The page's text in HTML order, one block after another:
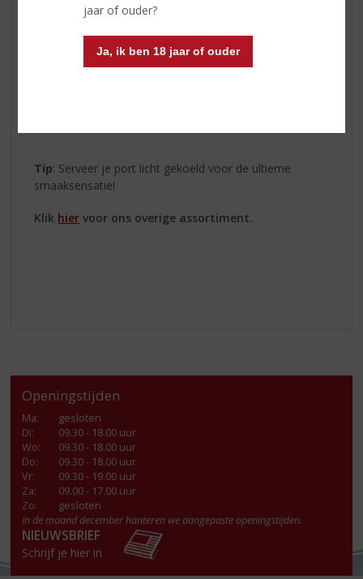
jaar of ouder?
Ja, ik ben 18 jaar of ouder
Kopke Fine Ruby:Fruitig, rijk en een ideale match
met warme chocoladedesserts.
Kopke Fine White:Frisse citrusnoten, heerlijk als
Tip: Serveer je port licht gekoeld voor de ultieme
smaaksensatie!
Klik hier voor ons overige assortiment.
Openingstijden
Ma:
gesloten
Di:
09.30 - 18.00 uur
Wo:
09.30 - 18.00 uur
Do:
09.30 - 18.00 uur
Vr:
09.30 - 19.00 uur
Za:
09.00 - 17.00 uur
Zo:
gesloten
In de maand december hanteren we aangepaste openingstijden.
NIEUWSBRIEF
Schrijf je hier in